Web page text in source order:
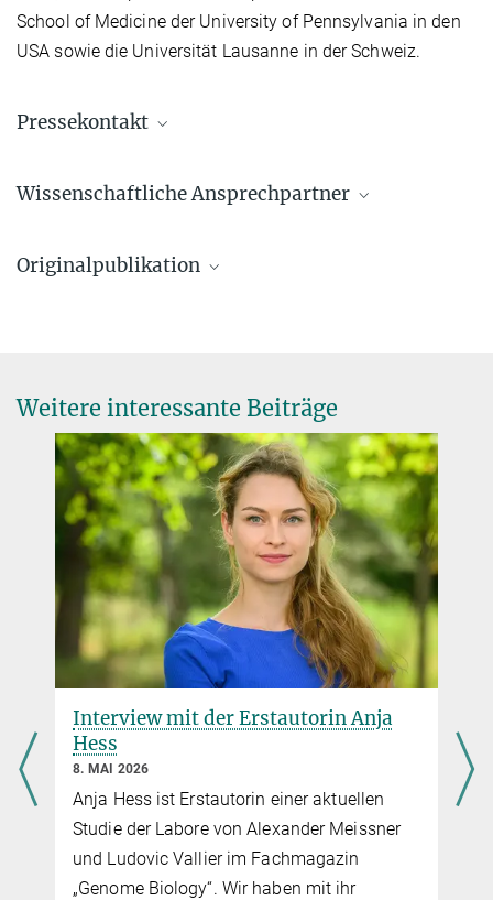
School of Medicine der University of Pennsylvania in den
USA sowie die Universität Lausanne in der Schweiz.
Pressekontakt
Referent*in für Presse- und Öffentlichkeitsarbeit
Press & Public Relations
Wissenschaftliche Ansprechpartner
Forschungsgruppenleiter*in
Ausserhofer
Yaotian Zhang
Doktorand*in
(030) 8413 1894
Dr. Henri Niskanen
Postdoc
(030) 8413 1892
niskanen@...
Originalpublikation
Source
Weitere interessante Beiträge
Interview mit der Erstautorin Anja
Hess
8. MAI 2026
Anja Hess ist Erstautorin einer aktuellen
Studie der Labore von Alexander Meissner
und Ludovic Vallier im Fachmagazin
„Genome Biology“. Wir haben mit ihr